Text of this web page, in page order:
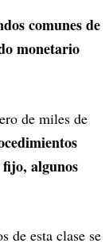
comunes de
monetario
de miles de
algunos
de esta clase se